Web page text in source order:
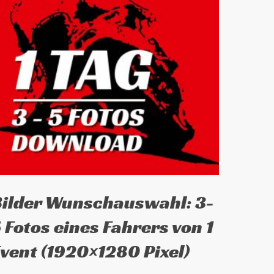
Wunschauswahl: 3-
Fotos eines Fahrers von 1
(1920×1280 Pixel)